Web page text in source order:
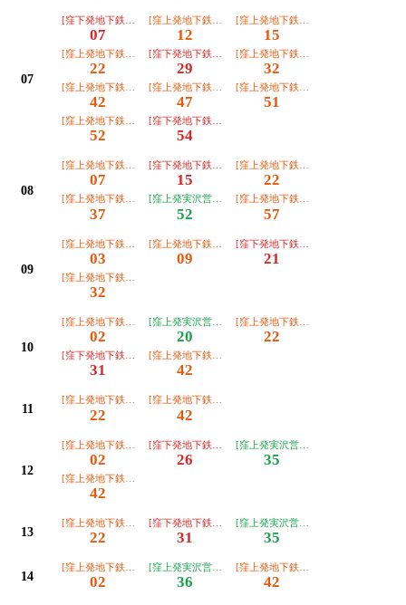
07
[窪下発地下鉄泉中央駅]名称未登録＿＿＿＿＿
07
[窪上発地下鉄泉中央駅]名称未登録＿＿＿＿＿
12
[窪上発地下鉄泉中央駅]名称未登録＿
15
[窪上発地下鉄泉中央駅]名称未登録＿＿＿＿＿
22
[窪下発地下鉄泉中央駅]名称未登録＿＿＿＿＿
29
[窪上発地下鉄泉中央駅]名称未登録＿
32
[窪上発地下鉄泉中央駅]名称未登録＿＿＿＿＿
42
[窪上発地下鉄泉中央駅]名称未登録＿＿＿＿＿
47
[窪上発地下鉄泉中央駅]名称未登録＿
51
[窪上発地下鉄泉中央駅]名称未登録＿＿＿＿＿
52
[窪下発地下鉄泉中央駅]名称未登録＿＿＿＿＿
54
08
[窪上発地下鉄泉中央駅]名称未登録＿＿＿＿＿
07
[窪下発地下鉄泉中央駅]名称未登録＿＿＿＿＿
15
[窪上発地下鉄泉中央駅]名称未登録＿
22
[窪上発地下鉄泉中央駅]名称未登録＿＿＿＿＿
37
[窪上発実沢営業所]名称未登録＿＿＿＿＿▲
52
[窪上発地下鉄泉中央駅]名称未登録＿
57
09
[窪上発地下鉄泉中央駅]名称未登録＿＿＿＿＿
03
[窪上発地下鉄泉中央駅]名称未登録＿＿＿＿＿
09
[窪下発地下鉄泉中央駅]名称未登録＿
21
[窪上発地下鉄泉中央駅]名称未登録＿＿＿＿＿
32
10
[窪上発地下鉄泉中央駅]名称未登録＿＿＿＿＿
02
[窪上発実沢営業所]名称未登録＿＿＿＿＿
20
[窪上発地下鉄泉中央駅]名称未登録＿
22
[窪下発地下鉄泉中央駅]名称未登録＿＿＿＿＿
31
[窪上発地下鉄泉中央駅]名称未登録＿＿＿＿＿
42
11
[窪上発地下鉄泉中央駅]名称未登録＿＿＿＿＿
22
[窪上発地下鉄泉中央駅]名称未登録＿＿＿＿＿
42
12
[窪上発地下鉄泉中央駅]名称未登録＿＿＿＿＿
02
[窪下発地下鉄泉中央駅]名称未登録＿＿＿＿＿
26
[窪上発実沢営業所]名称未登録＿＿＿
35
[窪上発地下鉄泉中央駅]名称未登録＿＿＿＿＿
42
13
[窪上発地下鉄泉中央駅]名称未登録＿＿＿＿＿
22
[窪下発地下鉄泉中央駅]名称未登録＿＿＿＿＿
31
[窪上発実沢営業所]名称未登録＿＿＿
35
14
[窪上発地下鉄泉中央駅]名称未登録＿＿＿＿＿
02
[窪上発実沢営業所]名称未登録＿＿＿＿＿
36
[窪上発地下鉄泉中央駅]名称未登録＿
42